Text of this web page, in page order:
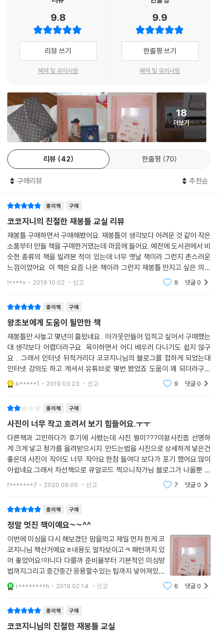
코코지니가 직접 작품을 만들어보면서 초보 봉틀러들이 시행착오를 겪지
않도록 헷갈리기 쉬운 부분마다 과정 사진을 넣었고, 추가로 설명이 필요
한 부분은 일러스트로 따로 짚어주어 사진만으로 모자란 부분을 보충해준
다. 초보 봉틀러의 마음을 헤아린 상세한 과정 사진으로 이 책을 집은 독자
는 어려운 작품도 한눈에 이해해서 만들 수 있다.
9.8
리뷰 쓰기
혜택 및 유의사항
9.9
한줄평 쓰기
혜택 및 유의사항
3
18
더보기
리뷰 42 한줄평 70
구매리뷰 추천순
종이책 구매
코코지니의 친절한 재봉틀 교실 리뷰
재봉틀 구매하면서 구매해봤어요. 재봉틀이 생각보다 어려운 것 같아 작은
소품부터 만들 책을 구매한거였는데 마음에 들어요. 예전에 도서관에서 비
슷한 종류의 책을 빌려본 적이 있는데 너무 옛날 책이라 그런지 촌스러운
느낌이었어요. 이 책은 요즘 나온 책이라 그런지 재봉틀 만지고 싶은 의욕
이 샘솟는 책이네요. 뒤에 실물패턴도 같이 들어있어서 참 좋은 것 같아요.
l****v 2019.10.02. 신고 9 댓글0
종이책 구매
왕초보에게 도움이 될만한 책
재봉틀만 사놓고 몇년이 흘렀네요.. 아가옷만들어 입히고 싶어서 구매했는
대 생각보다 어렵더라구요 ..육아하면서 어디 배우러 다니기도 쉽지 않구
요 .. 그래서 인터넷 뒤적거리다 코코지니님의 블로그를 접하게 되었는대
인터넷 강의도 하고 계셔서 유튜브로 몇번 봤었죠 도움이 꽤 되더라구요
ㅎㅎ그러던 중 책을 내신 것을 발견하고 사게 되었습니다.간결하고 알아보
기 쉽게 정리되어
k*****1 2019.03.23. 신고 9 댓글0
종이책 구매
사진이 너무 작고 흐려서 보기 힘들어요.ㅜㅜ
다른책과 고민하다가 후기에 사봤는데 사진 뭥미???이왕사진좀 선명하
게 크게 넣고 정가를 올려받으시지..만드는법을 사진으로 상세하게 넣은건
좋은데 사진이 작아도 너무 작아요.한참 들여다 보다가 포기 했어요.많이
아쉽네요.그래서 차선책으로 큐알코드 찍으니작가님 블로그가 나올뿐 만
드는 방법은 어디있는지 찾기도 힘드네요..ㅜㅜ거참..저는 약간 실망입니
f*******7 2020.09.09. 신고 7 댓글0
종이책 구매
정말 멋진 책이예요~~^^
이번에 미싱을 다시 해보겠단 맘을먹고 제일 먼저 한게 코
코지니님 책산거예요ㅎ내용도 알차보이고ㅋ 패턴까지 있
어 좋았어요!아니다 다를까 준비물부터 기본적인 미싱방
법까지그리고 중간중간 응용할수있는 팁까지 넣어져있었
어요ㅎ첫작품은 제일 쉬워보인 티코스터 만들기천천히
따라해보니 금방 티코스터가만들어졌어요ㅎ용기받아서
r********h 2019.02.14. 신고 6 댓글0
종이책 구매
코코지니님의 친절한 재봉틀 교실